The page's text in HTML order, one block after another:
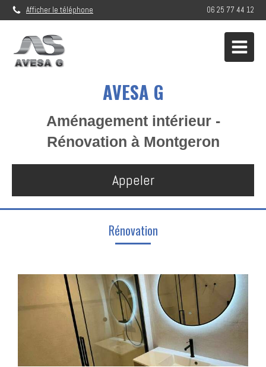
Afficher le téléphone 06 25 77 44 12
AVESA G
Aménagement intérieur -
Rénovation à Montgeron
Appeler
Rénovation